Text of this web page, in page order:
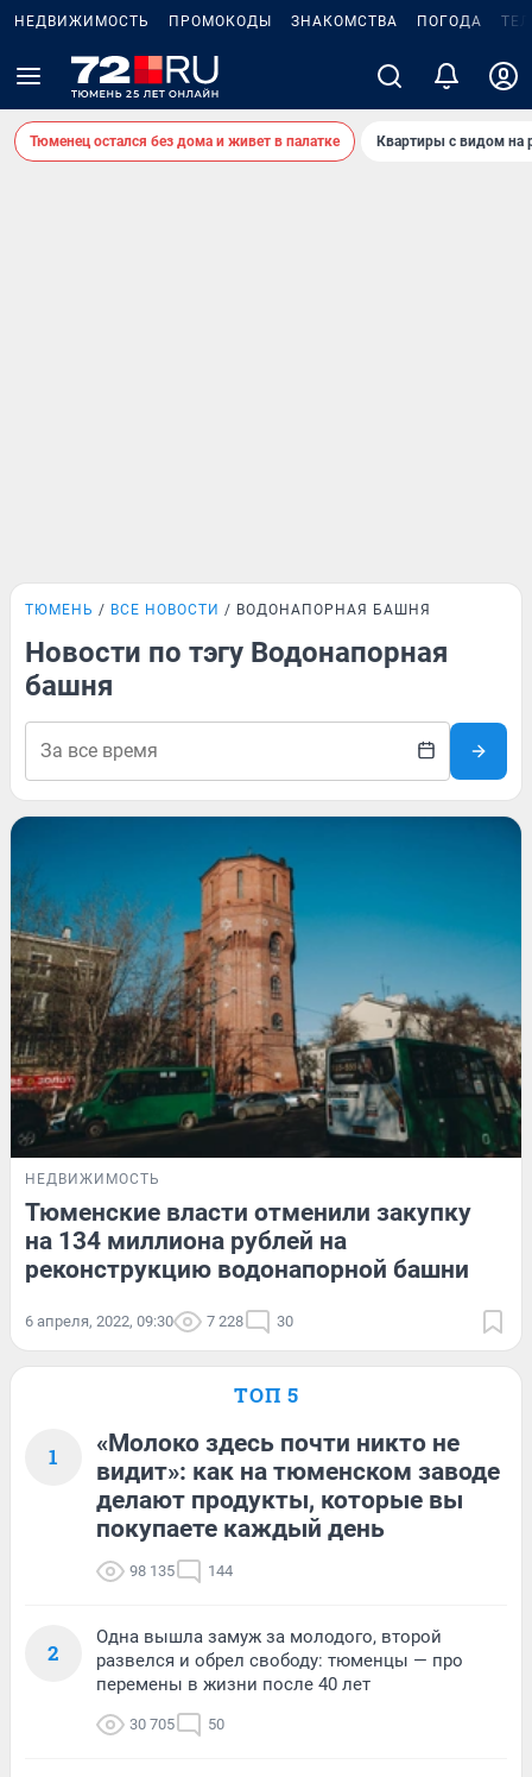
НЕДВИЖИМОСТЬ ПРОМОКОДЫ ЗНАКОМСТВА ПОГОДА
Тюменец остался без дома и живет в палатке Квартиры с видом на
ТЮМЕНЬ ВСЕ НОВОСТИ ВОДОНАПОРНАЯ БАШНЯ
Новости по тэгу Водонапорная
башня
НЕДВИЖИМОСТЬ
Тюменские власти отменили закупку
на 134 миллиона рублей на
реконструкцию водонапорной башни
6 апреля, 2022, 09:30 7 228 30
ТОП 5
1
«Молоко здесь почти никто не
видит»: как на тюменском заводе
делают продукты, которые вы
покупаете каждый день
98 135 144
2
Одна вышла замуж за молодого, второй
развелся и обрел свободу: тюменцы — про
перемены в жизни после 40 лет
30 705 50